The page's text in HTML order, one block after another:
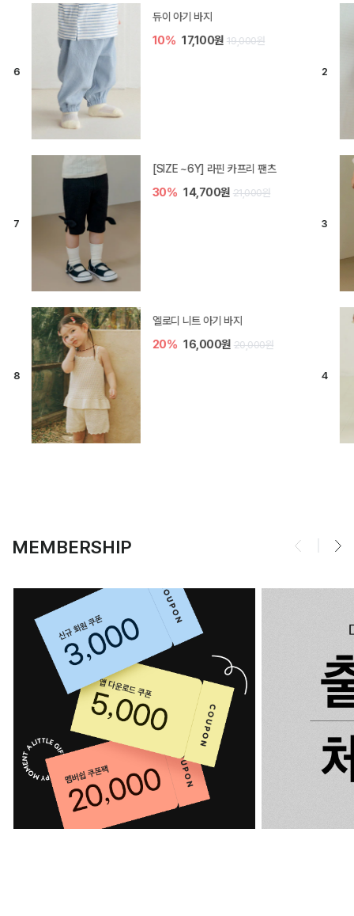
듀이 아기 바지
10% 17,100원 19,000원
[SIZE ~6Y] 라핀 카프리 팬츠
30% 14,700원 21,000원
엘로디 니트 아기 바지
20% 16,000원 20,000원
MEMBERSHIP